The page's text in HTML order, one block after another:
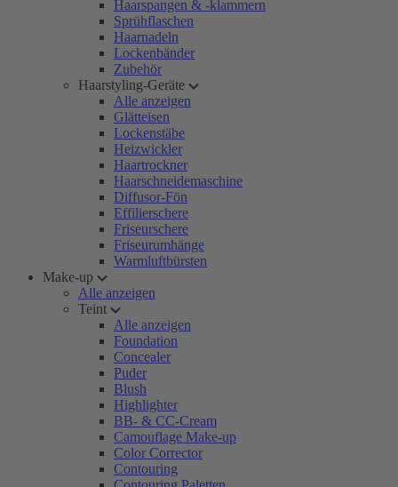
Haarspangen & -klammern
Sprühflaschen
Haarnadeln
Lockenbänder
Zubehör
Haarstyling-Geräte
Alle anzeigen
Glätteisen
Lockenstäbe
Heizwickler
Haartrockner
Haarschneidemaschine
Diffusor-Fön
Effilierschere
Friseurschere
Friseurumhänge
Warmluftbürsten
Make-up
Alle anzeigen
Teint
Alle anzeigen
Foundation
Concealer
Puder
Blush
Highlighter
BB- & CC-Cream
Camouflage Make-up
Color Corrector
Contouring